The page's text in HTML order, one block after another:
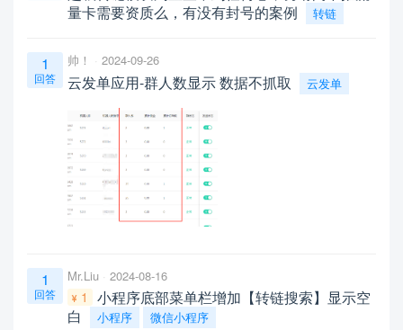
量卡需要资质么，有没有封号的案例
转链
1
回答
帅！ 2024-09-26
云发单应用-群人数显示 数据不抓取 云发单
1
回答
Mr.Liu 2024-08-16
1
小程序底部菜单栏增加【转链搜索】显示空
白
小程序 微信小程序